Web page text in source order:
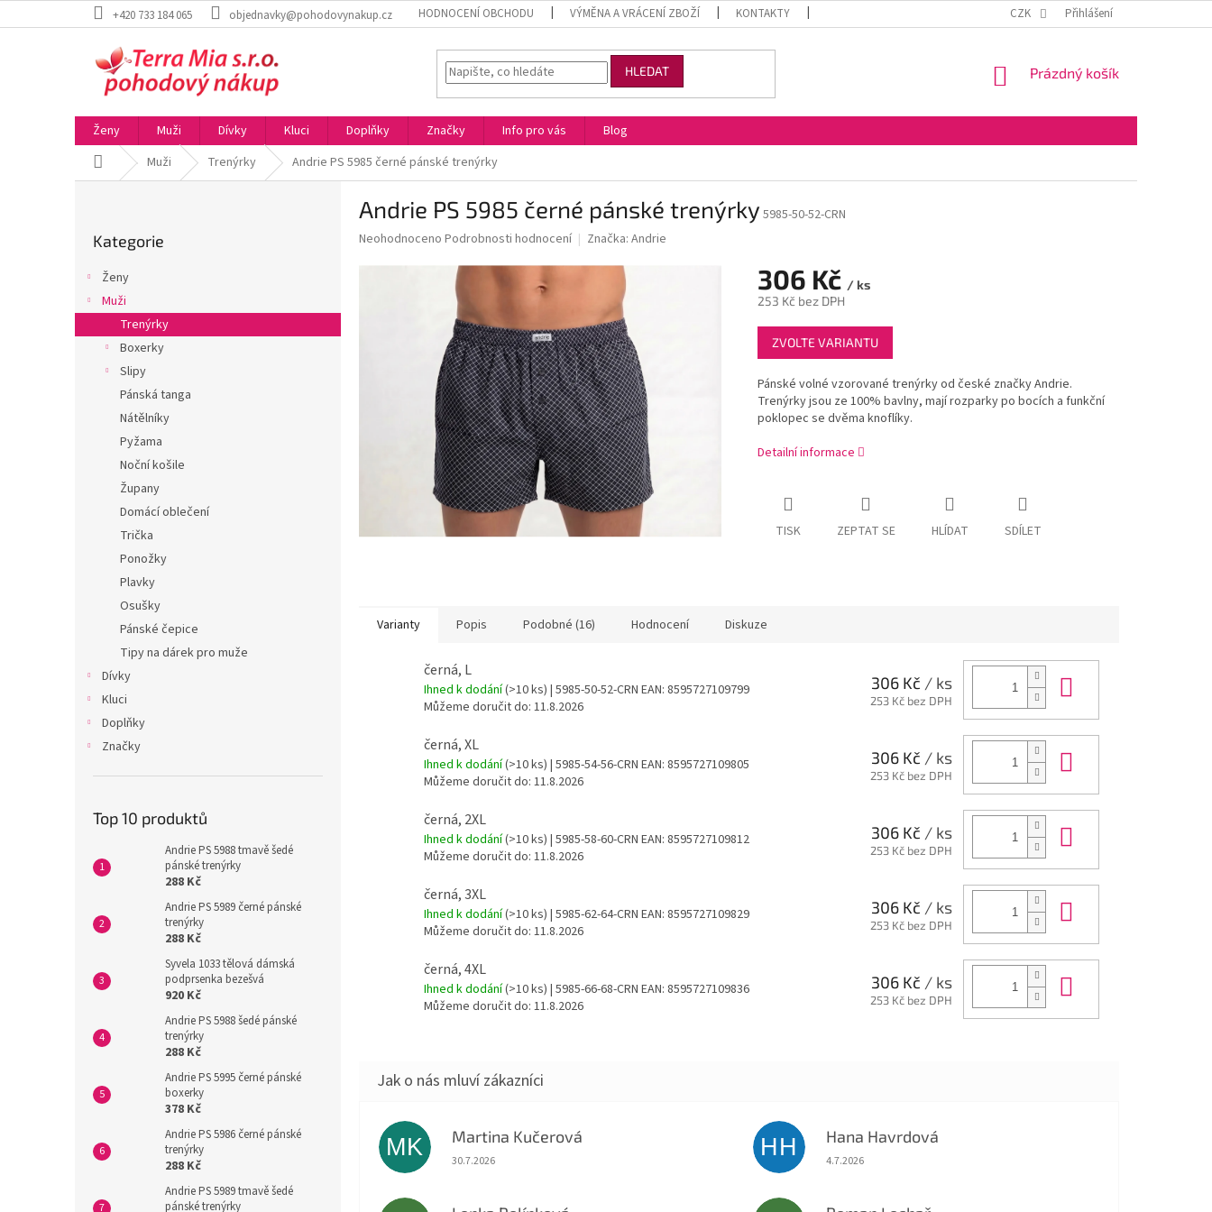
na
+420 733 184 065 objednavky@pohodovynakup.cz HODNOCENÍ OBCHODU VÝMĚNA A VRÁCENÍ ZBOŽÍ KONTAKTY OBCHODNÍ PODMÍNKY VELKOOBCHOD
CZK Přihlášení
HLEDAT
NÁKUPNÍ
Prázdný košík
Ženy Muži Dívky Kluci Doplňky Značky Info pro vás
Blog
Domů Muži Trenýrky Andrie PS 5985 černé pánské trenýrky
n
kategorie
Kategorie
Ženy
Muži
Trenýrky
Boxerky
Slipy
Pánská tanga
Nátělníky
Pyžama
Noční košile
Župany
Domácí oblečení
Trička
Ponožky
Plavky
Osušky
Pánské čepice
Tipy na dárek pro muže
Dívky
Kluci
Doplňky
Značky
Top 10 produktů
Andrie PS 5988 tmavě šedé
pánské trenýrky
288 Kč
Andrie PS 5989 černé pánské
trenýrky
288 Kč
Syvela 1033 tělová dámská
podprsenka bezešvá
920 Kč
Andrie PS 5988 šedé pánské
trenýrky
288 Kč
Andrie PS 5995 černé pánské
boxerky
378 Kč
Andrie PS 5986 černé pánské
trenýrky
288 Kč
Andrie PS 5989 tmavě šedé
pánské trenýrky
Andrie PS 5985 černé pánské trenýrky 5985-50-52-CRN
Průměrné
Neohodnoceno Podrobnosti hodnocení Značka: Andrie
306 Kč / ks
253 Kč bez DPH
Měrná
cena:
ZVOLTE VARIANTU
Pánské volné vzorované trenýrky od české značky Andrie.
Trenýrky jsou ze 100% bavlny, mají rozparky po bocích a funkční
poklopec se dvěma knoflíky.
Detailní informace
TISK ZEPTAT SE HLÍDAT SDÍLET
Varianty Popis Podobné (16) Hodnocení Diskuze
černá, L
Ihned k dodání(>10 ks) | 5985-50-52-CRN EAN: 8595727109799
Můžeme doručit do: 11.8.2026
306 Kč / ks
253 Kč bez DPH
černá, XL
Ihned k dodání(>10 ks) | 5985-54-56-CRN EAN: 8595727109805
Můžeme doručit do: 11.8.2026
306 Kč / ks
253 Kč bez DPH
černá, 2XL
Ihned k dodání(>10 ks) | 5985-58-60-CRN EAN: 8595727109812
Můžeme doručit do: 11.8.2026
306 Kč / ks
253 Kč bez DPH
černá, 3XL
Ihned k dodání(>10 ks) | 5985-62-64-CRN EAN: 8595727109829
Můžeme doručit do: 11.8.2026
306 Kč / ks
253 Kč bez DPH
černá, 4XL
Ihned k dodání(>10 ks) | 5985-66-68-CRN EAN: 8595727109836
Můžeme doručit do: 11.8.2026
306 Kč / ks
253 Kč bez DPH
MK Martina Kučerová
Hodnocení obchodu je 5 z 5 hvězdiček.
30.7.2026
HH Hana Havrdová
Hodnocení obchodu je 5 z 5 hvězdiček.
4.7.2026